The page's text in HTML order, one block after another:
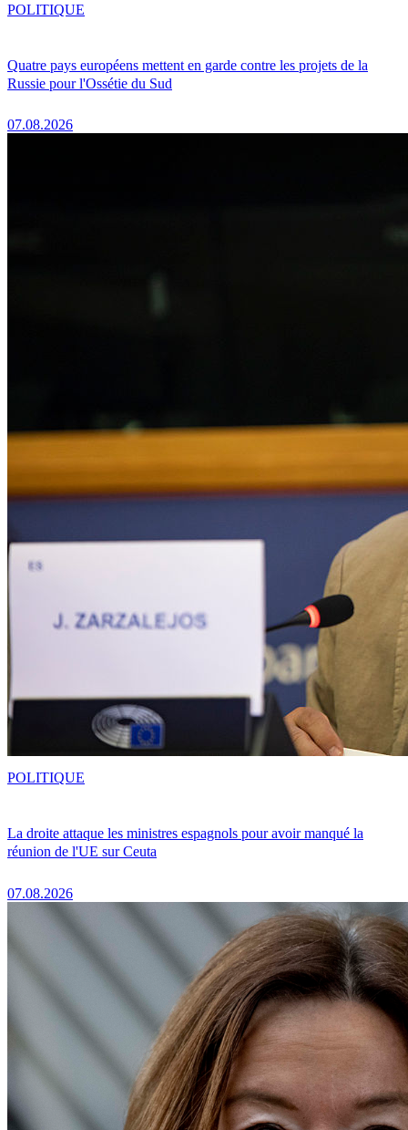
Quatre pays européens mettent en garde contre les projets de la
Russie pour l'Ossétie du Sud
07.08.2026
POLITIQUE
La droite attaque les ministres espagnols pour avoir manqué la
réunion de l'UE sur Ceuta
07.08.2026
POLITIQUE